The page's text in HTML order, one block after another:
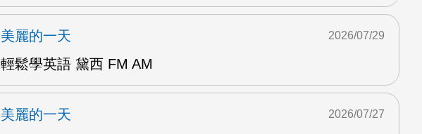
美麗的一天
輕鬆學英語 黛西 FM AM
2026/07/29
美麗的一天
2026/07/27